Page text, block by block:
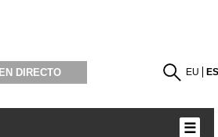
EN DIRECTO EU
☰